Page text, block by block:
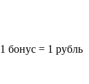
1 бонус = 1 рубль